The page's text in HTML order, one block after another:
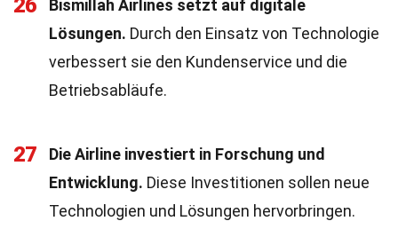
26
Bismillah Airlines setzt auf digitale
Lösungen. Durch den Einsatz von Technologie
verbessert sie den Kundenservice und die
Betriebsabläufe.
27
Die Airline investiert in Forschung und
Entwicklung. Diese Investitionen sollen neue
Technologien und Lösungen hervorbringen.